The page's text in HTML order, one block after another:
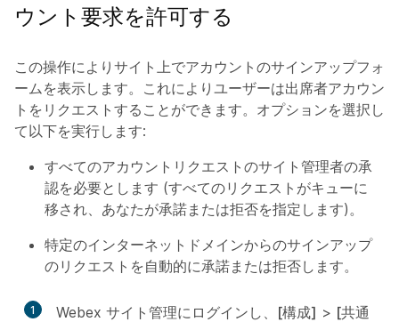
ウント要求を許可する
この操作によりサイト上でアカウントのサインアップフォ
ームを表示します。これによりユーザーは出席者アカウン
トをリクエストすることができます。オプションを選択し
て以下を実行します:
すべてのアカウントリクエストのサイト管理者の承
認を必要とします (すべてのリクエストがキューに
移され、あなたが承諾または拒否を指定します)。
特定のインターネットドメインからのサインアップ
のリクエストを自動的に承諾または拒否します。
1 Webex サイト管理にログインし、 [構成] > [共通